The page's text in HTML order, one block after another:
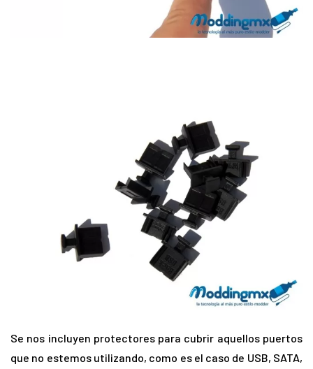
Se nos incluyen protectores para cubrir aquellos puertos
que no estemos utilizando, como es el caso de USB, SATA,